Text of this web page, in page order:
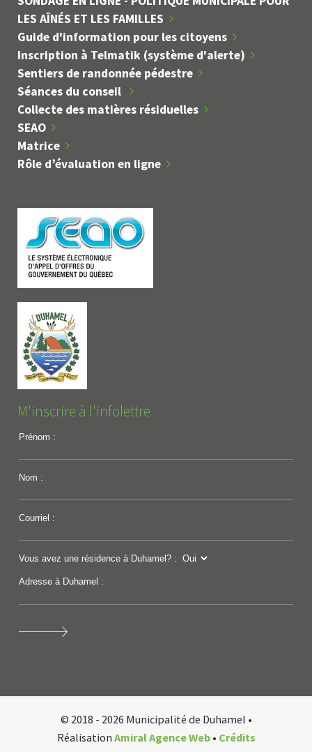
LES AÎNÉS ET LES FAMILLES
Guide d'information pour les citoyens
Inscription à Telmatik (système d'alerte)
Sentiers de randonnée pédestre
Séances du conseil
Collecte des matières résiduelles
SEAO
Matrice
Rôle d’évaluation en ligne
M'inscrire à l'infolettre
Prénom :
Nom :
Courriel :
Vous avez une résidence à Duhamel? :
Adresse à Duhamel :
© 2018 - 2026 Municipalité de Duhamel •
Réalisation Amiral Agence Web• Crédits